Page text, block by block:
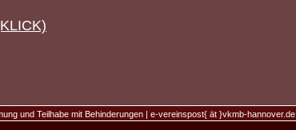
und Teilhabe mit Behinderungen | e-vereinspost{ ät }vkmb-hannover.de